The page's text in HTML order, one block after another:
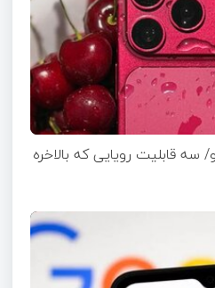
بزرگ در آیفون ۱۸ پرو/ سه قابلیت رویایی که بالاخره